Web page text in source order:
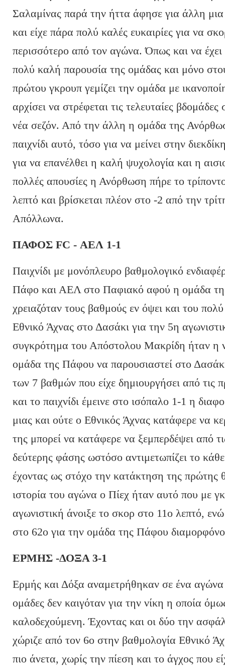
Σαλαμίνας παρά την ήττα άφησε για άλλη
και είχε πάρα πολύ καλές ευκαιρίες για να
περισσότερο από τον αγώνα. Όπως και να
πολύ καλή παρουσία της ομάδας και μόνο
πρώτου γκρουπ γεμίζει την ομάδα με
αρχίσει να στρέφεται τις τελευταίες
νέα σεζόν. Από την άλλη η ομάδα της
παιχνίδι αυτό, τόσο για να μείνει στην
για να επανέλθει η καλή ψυχολογία και η
πολλές απουσίες η Ανόρθωση πήρε το
λεπτό και βρίσκεται πλέον στο -2 από την
Απόλλωνα.
ΠΑΦΟΣ FC - ΑΕΛ 1-1
Παιχνίδι με μονόπλευρο βαθμολογικό
Πάφο και ΑΕΛ στο Παφιακό αφού η ομάδα
χρειαζόταν τους βαθμούς εν όψει και του
Εθνικό Άχνας στο Δασάκι για την 5η
συγκρότημα του Απόστολου Μακρίδη ήταν η
ομάδα της Πάφου να παρουσιαστεί στο
των 7 βαθμών που είχε δημιουργήσει από τις
και το παιχνίδι έμεινε στο ισόπαλο 1-1 η
μιας και ούτε ο Εθνικός Άχνας κατάφερε να
της μπορεί να κατάφερε να ξεμπερδέψει από
δεύτερης φάσης ωστόσο αντιμετωπίζει το
έχοντας ως στόχο την κατάκτηση της πρώτης
ιστορία του αγώνα ο Πίεχ ήταν αυτό που με
αγωνιστική άνοιξε το σκορ στο 11ο λεπτό,
στο 62ο για την ομάδα της Πάφου
ΕΡΜΗΣ -ΔΟΞΑ 3-1
Ερμής και Δόξα αναμετρήθηκαν σε ένα αγώνα
ομάδες δεν καιγόταν για την νίκη η οποία
καλοδεχούμενη. Έχοντας και οι δύο την
χώριζε από τον 6ο στην βαθμολογία Εθνικό
πιο άνετα, χωρίς την πίεση και το άγχος που